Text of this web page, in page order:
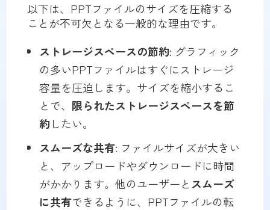
以下は、PPTファイルのサイズを圧縮する
ことが不可欠となる一般的な理由です。
ストレージスペースの節約: グラフィック
の多いPPTファイルはすぐにストレージ
容量を圧迫します。サイズを縮小するこ
とで、 限られたストレージスペースを節
約 したい。
スムーズな共有: ファイルサイズが大きい
と、アップロードやダウンロードに時間
がかかります。他のユーザーと スムーズ
に共有できるように、PPTファイルの転